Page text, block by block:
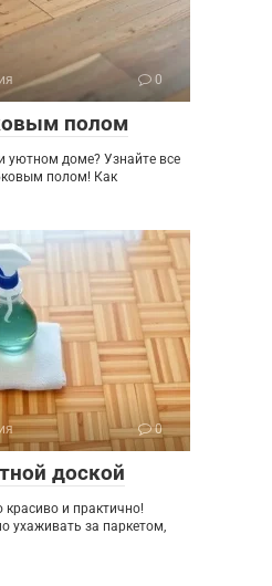
0
полом
уютном доме? Узнайте все
полом! Как
0
доской
красиво и практично!
ухаживать за паркетом,